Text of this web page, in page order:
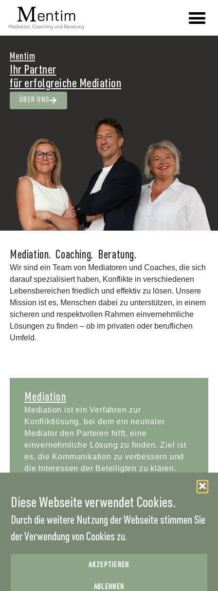
Diese Webseite verwendet Cookies.
Durch die weitere Nutzung der Webseite stimmen Sie
der Verwendung von Cookies zu.
AKZEPTIEREN
ABLEHNEN
Mentim
Ihr Partner
für erfolgreiche Mediation
ÜBER UNS
Mediation. Coaching. Beratung.
Wir sind ein Team von Mediatoren und Coaches, die sich
darauf spezialisiert haben, Konflikte in verschiedenen
Lebensbereichen friedlich und effektiv zu lösen. Unsere
Mission ist es, Menschen dabei zu unterstützen, in einem
sicheren und respektvollen Rahmen einvernehmliche
Lösungen zu finden – ob im privaten oder beruflichen
Umfeld.
Mediation
Mediation ist ein Verfahren zur
Konfliktlösung, bei dem ein neutraler
Mediator den Parteien hilft, eine
einvernehmliche Lösung zu finden. Ziel ist
es, die Kommunikation zu verbessern und
die Interessen der Beteiligten zu klären.
Entfalten Sie Ihr berufliches und
Business Coaching eröffnet Ihnen wertvolle